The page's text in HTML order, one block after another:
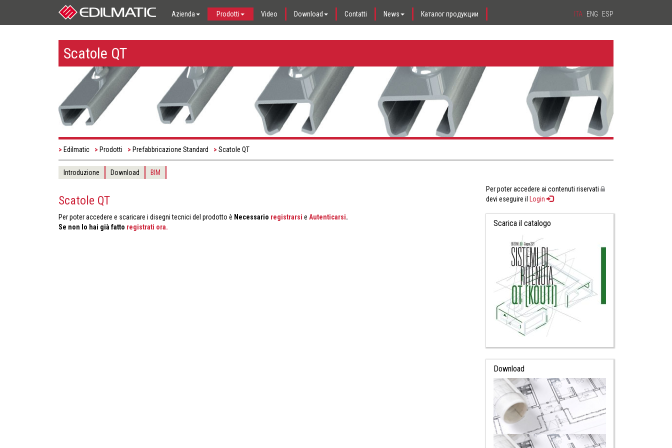
Azienda Prodotti Video Download Contatti News Каталог продукции ITA ENG ESP
Scatole QT
Edilmatic Prodotti Prefabbricazione Standard Scatole QT
Introduzione Download BIM
Scatole QT
Per poter accedere e scaricare i disegni tecnici del prodotto è Necessario registrarsi e Autenticarsi.
Se non lo hai già fatto registrati ora.
Per poter accedere ai contenuti riservati
devi eseguire il
Login
Scarica il catalogo
Download